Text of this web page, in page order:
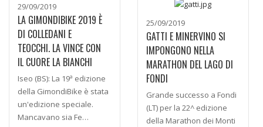
29/09/2019
LA GIMONDIBIKE 2019 È
DI COLLEDANI E
TEOCCHI. LA VINCE CON
IL CUORE LA BIANCHI
Iseo (BS): La 19ª edizione
della GimondiBike è stata
un'edizione speciale.
Mancavano sia Fe…
25/09/2019
GATTI E MINERVINO SI
IMPONGONO NELLA
MARATHON DEL LAGO DI
FONDI
Grande successo a Fondi
(LT) per la 22^ edizione
della Marathon dei Monti